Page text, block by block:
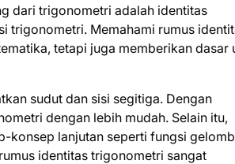
dari trigonometri adalah identitas
trigonometri. Memahami rumus
tetapi juga memberikan dasar
sudut dan sisi segitiga. Dengan
dengan lebih mudah. Selain itu,
konsep lanjutan seperti fungsi
identitas trigonometri sangat